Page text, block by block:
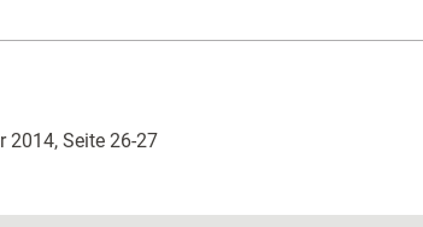
2014, Seite 26-27